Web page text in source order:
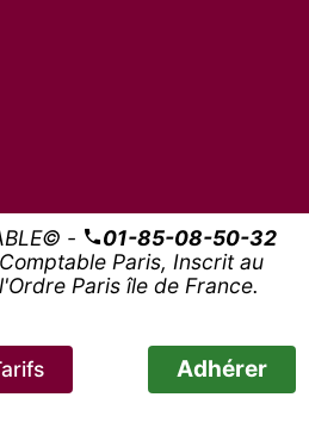
-
01-85-08-50-32
Paris, Inscrit au
Paris île de France.
Adhérer